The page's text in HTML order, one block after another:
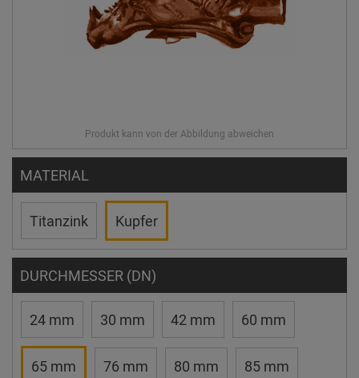
MATERIAL
Titanzink Kupfer
DURCHMESSER (DN)
24 mm 30 mm 42 mm 60 mm
65 mm 76 mm 80 mm 85 mm